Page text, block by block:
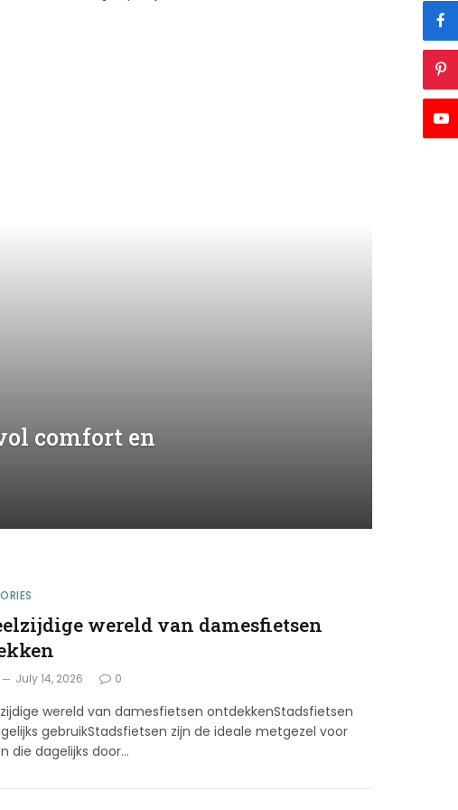
comfort en
wereld van damesfietsen
July 14, 2026 0
wereld van damesfietsen ontdekkenStadsfietsen
gebruikStadsfietsen zijn de ideale metgezel voor
die dagelijks door…